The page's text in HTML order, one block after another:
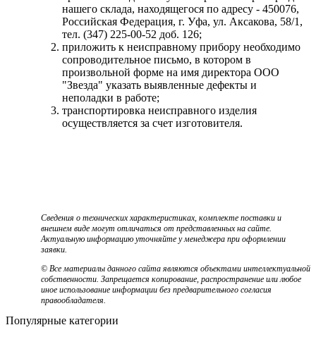
нашего склада, находящегося по адресу - 450076,
Российская Федерация, г. Уфа, ул. Аксакова, 58/1,
тел. (347) 225-00-52 доб. 126;
приложить к неисправному прибору необходимо
сопроводительное письмо, в котором в
произвольной форме на имя директора ООО
"Звезда" указать выявленные дефекты и
неполадки в работе;
транспортировка неисправного изделия
осуществляется за счет изготовителя.
Сведения о технических характеристиках, комплекте поставки и
внешнем виде могут отличаться от представленных на сайте.
Актуальную информацию уточняйте у менеджера при оформлении
заявки.
© Все материалы данного сайта являются объектами интеллектуальной
собственности. Запрещается копирование, распространение или любое
иное использование информации без предварительного согласия
правообладателя.
Популярные категории